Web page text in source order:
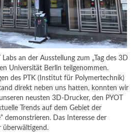
an der Ausstellung zum „Tag des 3D
Universität Berlin teilgenommen.
des PTK (Institut für Polymertechnik)
direkt neben uns hatten, konnten wir
neusten 3D-Drucker, den PYOT
Trends auf dem Gebiet der
demonstrieren. Das Interesse der
überwältigend.